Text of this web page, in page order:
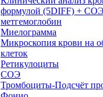
формулой (5DIFF) + СОЭ
метгемоглобин
Миелограмма
Микроскопия крови на
клеток
Ретикулоциты
СОЭ
Тромбоциты-Подсчёт